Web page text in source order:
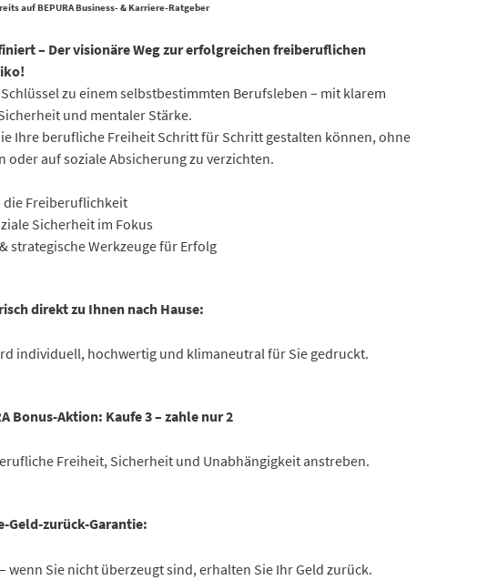
auf BEPURA Business- & Karriere-Ratgeber
– Der visionäre Weg zur erfolgreichen freiberuflichen
zu einem selbstbestimmten Berufsleben – mit klarem
und mentaler Stärke.
Ihre berufliche Freiheit Schritt für Schritt gestalten können, ohne
oder auf soziale Absicherung zu verzichten.
Freiberuflichkeit
Sicherheit im Fokus
strategische Werkzeuge für Erfolg
direkt zu Ihnen nach Hause:
individuell, hochwertig und klimaneutral für Sie gedruckt.
Bonus-Aktion: Kaufe 3 – zahle nur 2
Freiheit, Sicherheit und Unabhängigkeit anstreben.
Geld-zurück-Garantie:
wenn Sie nicht überzeugt sind, erhalten Sie Ihr Geld zurück.